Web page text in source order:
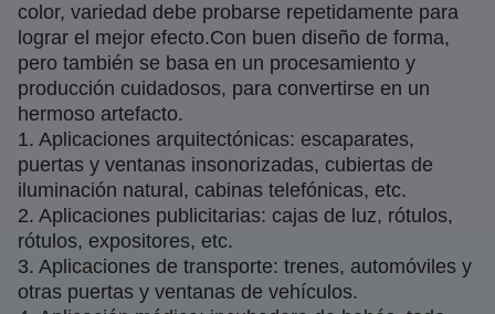
color, variedad debe probarse repetidamente para
lograr el mejor efecto.Con buen diseño de forma,
pero también se basa en un procesamiento y
producción cuidadosos, para convertirse en un
hermoso artefacto.
1. Aplicaciones arquitectónicas: escaparates,
puertas y ventanas insonorizadas, cubiertas de
iluminación natural, cabinas telefónicas, etc.
2. Aplicaciones publicitarias: cajas de luz, rótulos,
rótulos, expositores, etc.
3. Aplicaciones de transporte: trenes, automóviles y
otras puertas y ventanas de vehículos.